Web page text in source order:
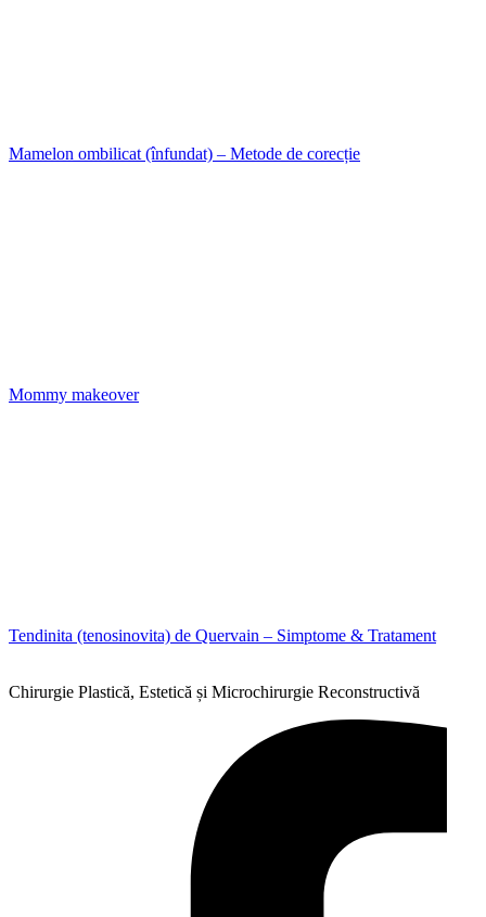
Mamelon ombilicat (înfundat) – Metode de corecție
Mommy makeover
Tendinita (tenosinovita) de Quervain – Simptome & Tratament
Chirurgie Plastică, Estetică și Microchirurgie Reconstructivă